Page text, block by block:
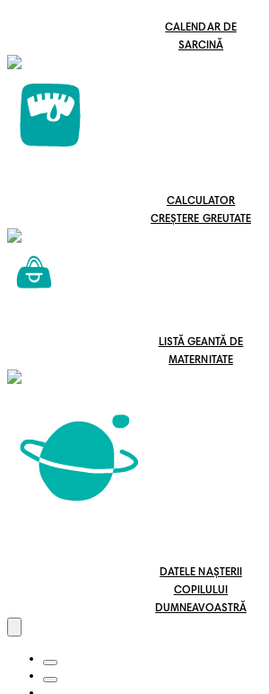
CALENDAR DE
SARCINĂ
CALCULATOR
CREȘTERE GREUTATE
LISTĂ GEANTĂ DE
MATERNITATE
DATELE NAȘTERII
COPILULUI
DUMNEAVOASTRĂ